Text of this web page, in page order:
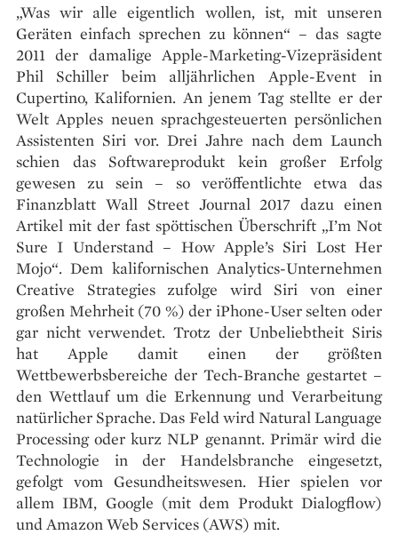
„Was wir alle eigentlich wollen, ist, mit unseren
Geräten einfach sprechen zu können“ – das sagte
2011 der damalige Apple-Marketing-Vizepräsident
Phil Schiller beim alljährlichen Apple-Event in
Cupertino, Kalifornien. An jenem Tag stellte er der
Welt Apples neuen sprachgesteuerten persönlichen
Assistenten Siri vor. Drei Jahre nach dem Launch
schien das Softwareprodukt kein großer Erfolg
gewesen zu sein – so veröffentlichte etwa das
Finanzblatt Wall Street Journal 2017 dazu einen
Artikel mit der fast spöttischen Überschrift „I’m Not
Sure I Understand – How Apple’s Siri Lost Her
Mojo“. Dem kalifornischen Analytics-Unternehmen
Creative Strategies zufolge wird Siri von einer
großen Mehrheit (70 %) der iPhone-User selten oder
gar nicht verwendet. Trotz der Unbeliebtheit Siris
hat Apple damit einen der größten
Wettbewerbsbereiche der Tech-Branche gestartet –
den Wettlauf um die Erkennung und Verarbeitung
natürlicher Sprache. Das Feld wird Natural Language
Processing oder kurz NLP genannt. Primär wird die
Technologie in der Handelsbranche eingesetzt,
gefolgt vom Gesundheitswesen. Hier spielen vor
allem IBM, Google (mit dem Produkt Dialogflow)
und Amazon Web Services (AWS) mit.